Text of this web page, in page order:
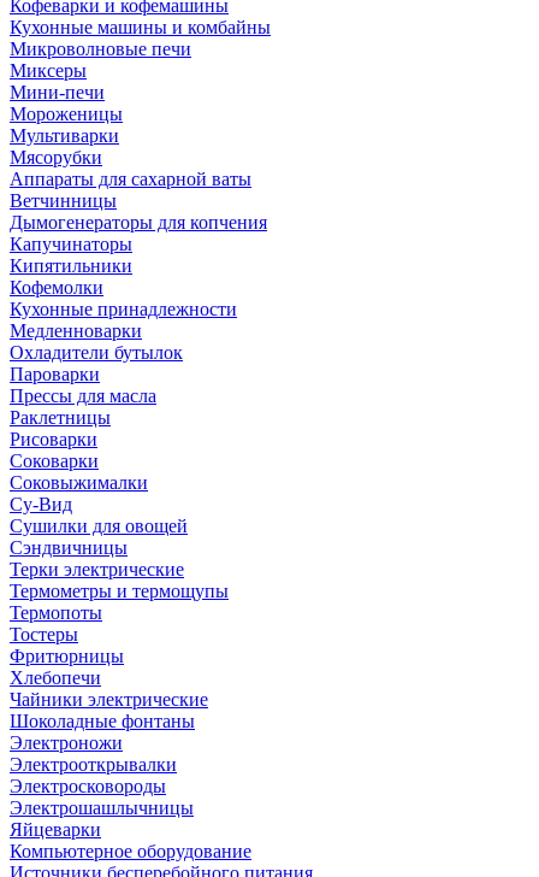
Кофеварки и кофемашины
Кухонные машины и комбайны
Микроволновые печи
Миксеры
Мини-печи
Мороженицы
Мультиварки
Мясорубки
Аппараты для сахарной ваты
Ветчинницы
Дымогенераторы для копчения
Капучинаторы
Кипятильники
Кофемолки
Кухонные принадлежности
Медленноварки
Охладители бутылок
Пароварки
Прессы для масла
Раклетницы
Рисоварки
Соковарки
Соковыжималки
Су-Вид
Сушилки для овощей
Сэндвичницы
Терки электрические
Термометры и термощупы
Термопоты
Тостеры
Фритюрницы
Хлебопечи
Чайники электрические
Шоколадные фонтаны
Электроножи
Электрооткрывалки
Электросковороды
Электрошашлычницы
Яйцеварки
Компьютерное оборудование
Источники бесперебойного питания